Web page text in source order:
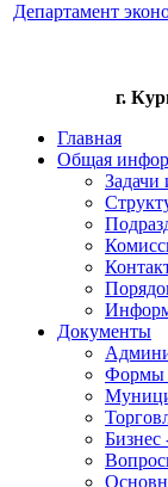
Департамент
г.
Главная
Общая
Задачи
Документы
Формы